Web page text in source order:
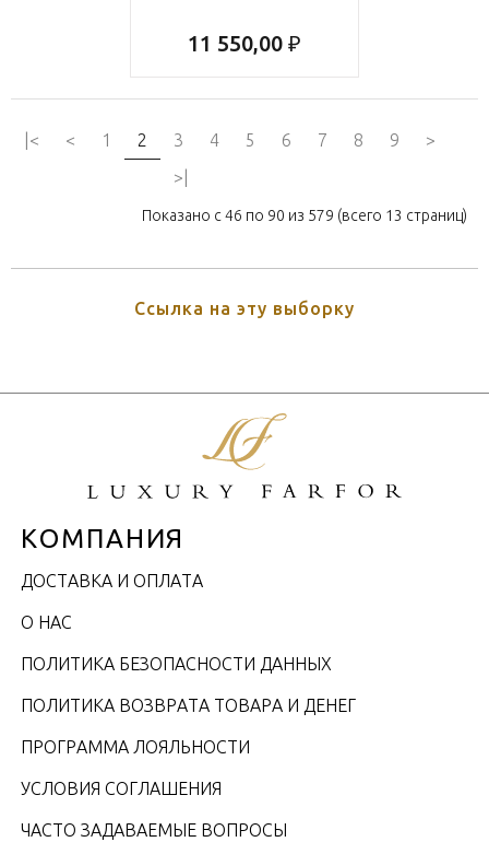
11 550,00 ₽
|< < 1 2 3 4 5 6 7 8 9
>
>|
Показано с 46 по 90 из 579 (всего 13 страниц)
Ссылка на эту выборку
КОМПАНИЯ
ДОСТАВКА И ОПЛАТА
О НАС
ПОЛИТИКА БЕЗОПАСНОСТИ ДАННЫХ
ПОЛИТИКА ВОЗВРАТА ТОВАРА И ДЕНЕГ
ПРОГРАММА ЛОЯЛЬНОСТИ
УСЛОВИЯ СОГЛАШЕНИЯ
ЧАСТО ЗАДАВАЕМЫЕ ВОПРОСЫ